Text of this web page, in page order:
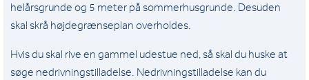
helårsgrunde og 5 meter på sommerhusgrunde. Desuden
skal skrå højdegrænseplan overholdes.
Hvis du skal rive en gammel udestue ned, så skal du huske at
søge nedrivningstilladelse. Nedrivningstilladelse kan du